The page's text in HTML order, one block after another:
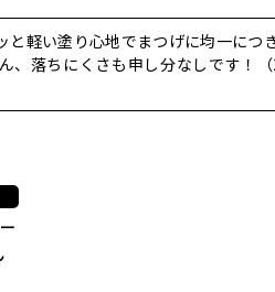
軽い塗り心地でまつげに均一につ
、落ちにくさも申し分なしです！